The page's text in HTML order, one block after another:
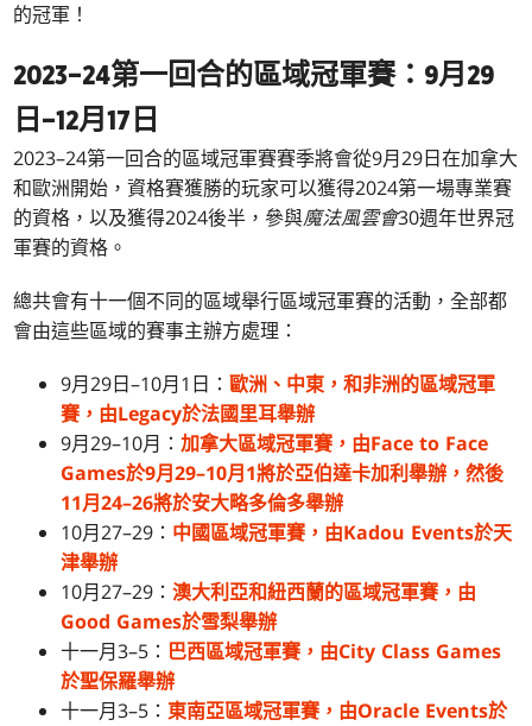
的冠軍！
2023–24第一回合的區域冠軍賽：9月29
日–12月17日
2023–24第一回合的區域冠軍賽賽季將會從9月29日在加拿大
和歐洲開始，資格賽獲勝的玩家可以獲得2024第一場專業賽
的資格，以及獲得2024後半，參與魔法風雲會30週年世界冠
軍賽的資格。
總共會有十一個不同的區域舉行區域冠軍賽的活動，全部都
會由這些區域的賽事主辦方處理：
9月29日–10月1日：歐洲、中東，和非洲的區域冠軍
賽，由Legacy於法國里耳舉辦
9月29–10月：加拿大區域冠軍賽，由Face to Face
Games於9月29–10月1將於亞伯達卡加利舉辦，然後
11月24–26將於安大略多倫多舉辦
10月27–29： 中國區域冠軍賽，由Kadou Events於天
津舉辦
10月27–29：澳大利亞和紐西蘭的區域冠軍賽，由
Good Games於雪梨舉辦
十一月3–5： 巴西區域冠軍賽，由City Class Games
於聖保羅舉辦
十一月3–5： 東南亞區域冠軍賽，由Oracle Events於